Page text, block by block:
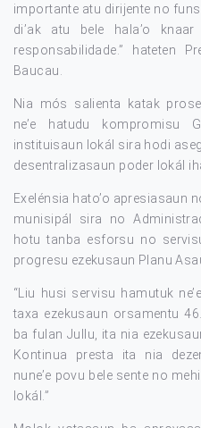
importante atu dirijente no
di’ak atu bele hala’o
responsabilidade.” hateten
Baucau.
Nia mós salienta katak
ne’e hatudu kompromisu
instituisaun lokál sira hodi
desentralizasaun poder lokál
Exelénsia hato’o apresiasaun
munisipál sira no
hotu tanba esforsu no
progresu ezekusaun Planu
“Liu husi servisu hamutuk
taxa ezekusaun orsamentu
ba fulan Jullu, ita nia
Kontinua presta ita nia
nune’e povu bele sente no
lokál.”